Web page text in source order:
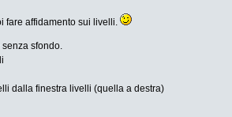
fare affidamento sui livelli.
sfondo.
dalla finestra livelli (quella a destra)